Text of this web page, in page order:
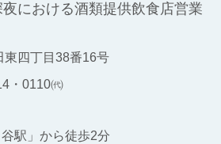
夜における酒類提供飲食店営業
東四丁目38番16号
・0110㈹
駅」から徒歩2分